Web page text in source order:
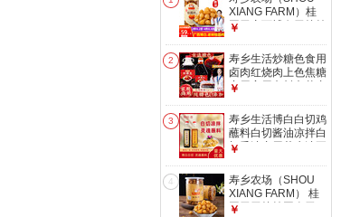
XIANG FARM）桂
圆干广西博白无核桂
肉龙眼肉 26年新
货！500g/罐回头客
99%
￥
2
寿乡生活炒糖色食用
卤肉红烧肉上色焦糖
商用家用卤料卤菜专
法糖色）
￥
3
寿乡生活博白白切鸡
蘸料白切酱油凉拌白
切香油专用花生油正
切酱料500克+白切
花生油500ml
￥
4
寿乡农场（SHOU
XIANG FARM） 桂
圆干无核桂圆肉干
￥